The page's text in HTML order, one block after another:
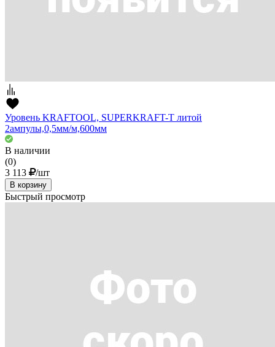
Уровень KRAFTOOL, SUPERKRAFT-T литой
2ампулы,0,5мм/м,600мм
В наличии
(0)
3 113
/шт
В корзину
Быстрый просмотр